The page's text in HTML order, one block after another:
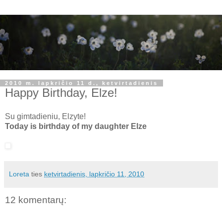
2010 m. lapkričio 11 d., ketvirtadienis
Happy Birthday, Elze!
Su gimtadieniu, Elzyte!
Today is birthday of my daughter Elze
Loreta ties ketvirtadienis, lapkričio 11, 2010
12 komentarų: